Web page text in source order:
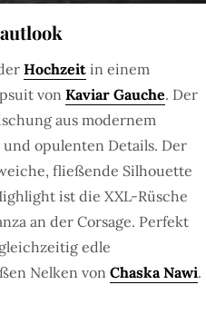
Hochzeit in einem
von Kaviar Gauche. Der
aus modernem
opulenten Details. Der
fließende Silhouette
ist die XXL-Rüsche
an der Corsage. Perfekt
edle
Nelken von Chaska Nawi.